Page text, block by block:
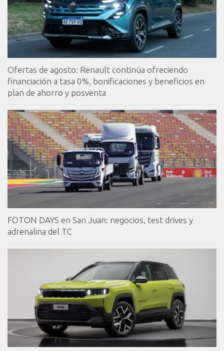
Ofertas de agosto: Renault continúa ofreciendo
financiación a tasa 0%, bonificaciones y beneficios en
plan de ahorro y posventa
FOTON DAYS en San Juan: negocios, test drives y
adrenalina del TC